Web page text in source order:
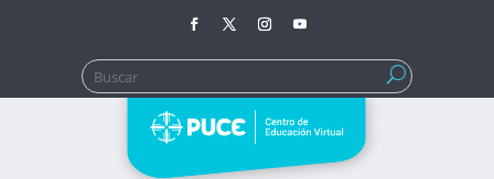
Buscar: